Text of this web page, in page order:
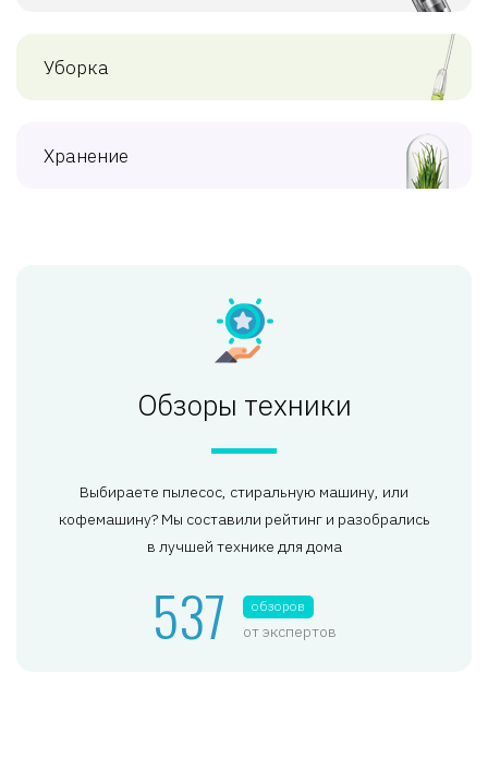
Уборка
Хранение
Обзоры техники
Выбираете пылесос, стиральную машину, или
кофемашину? Мы составили рейтинг и разобрались
в лучшей технике для дома
537 обзоров
от экспертов